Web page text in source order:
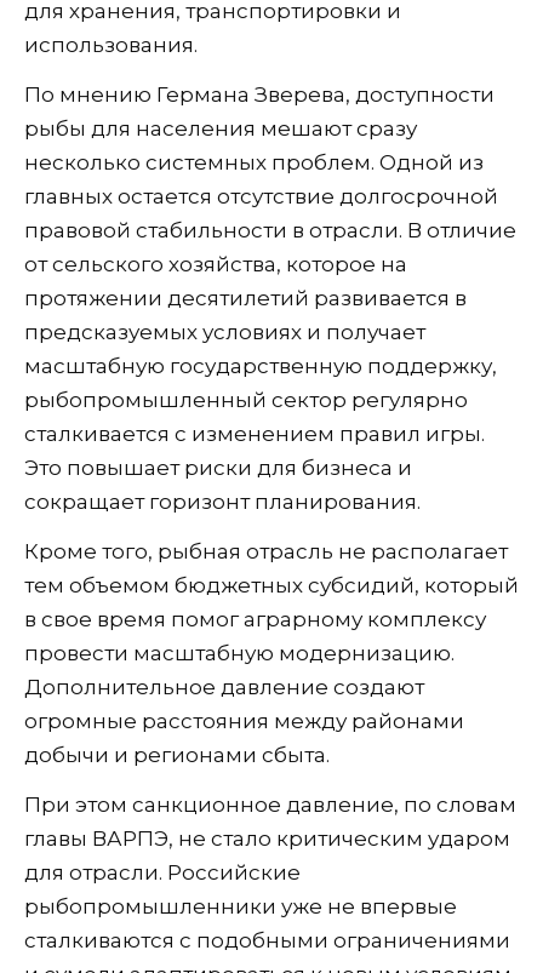
для хранения, транспортировки и
использования.
По мнению Германа Зверева, доступности
рыбы для населения мешают сразу
несколько системных проблем. Одной из
главных остается отсутствие долгосрочной
правовой стабильности в отрасли. В отличие
от сельского хозяйства, которое на
протяжении десятилетий развивается в
предсказуемых условиях и получает
масштабную государственную поддержку,
рыбопромышленный сектор регулярно
сталкивается с изменением правил игры.
Это повышает риски для бизнеса и
сокращает горизонт планирования.
Кроме того, рыбная отрасль не располагает
тем объемом бюджетных субсидий, который
в свое время помог аграрному комплексу
провести масштабную модернизацию.
Дополнительное давление создают
огромные расстояния между районами
добычи и регионами сбыта.
При этом санкционное давление, по словам
главы ВАРПЭ, не стало критическим ударом
для отрасли. Российские
рыбопромышленники уже не впервые
сталкиваются с подобными ограничениями